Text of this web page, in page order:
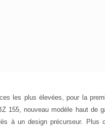
les plus élevées, pour la
155, nouveau modèle haut de
à un design précurseur. Plus